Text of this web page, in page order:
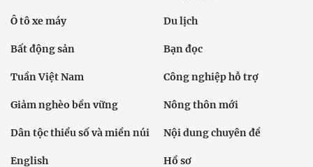
Ô tô xe máy Du lịch
Bất động sản Bạn đọc
Tuần Việt Nam Công nghiệp hỗ trợ
Giảm nghèo bền vững Nông thôn mới
Dân tộc thiểu số và miền núi Nội dung chuyên đề
English Hồ sơ